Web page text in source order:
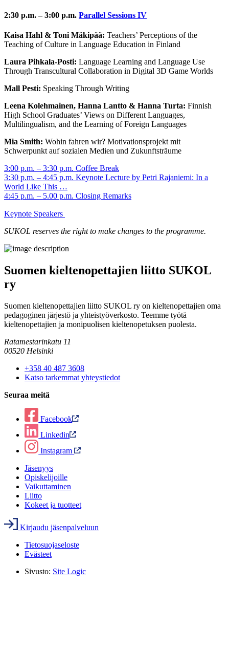
2:30 p.m. – 3:00 p.m. Parallel Sessions IV
Kaisa Hahl & Toni Mäkipää: Teachers’ Perceptions of the
Teaching of Culture in Language Education in Finland
Laura Pihkala-Posti: Language Learning and Language Use
Through Transcultural Collaboration in Digital 3D Game Worlds
Mall Pesti: Speaking Through Writing
Leena Kolehmainen, Hanna Lantto & Hanna Turta: Finnish
High School Graduates’ Views on Different Languages,
Multilingualism, and the Learning of Foreign Languages
Mia Smith: Wohin fahren wir? Motivationsprojekt mit
Schwerpunkt auf sozialen Medien und Zukunftsträume
3:00 p.m. – 3:30 p.m. Coffee Break
3:30 p.m. – 4:45 p.m. Keynote Lecture by Petri Rajaniemi: In a
World Like This …
4:45 p.m. – 5.00 p.m. Closing Remarks
Keynote Speakers
SUKOL reserves the right to make changes to the programme.
Suomen kieltenopettajien liitto SUKOL
ry
Suomen kieltenopettajien liitto SUKOL ry on kieltenopettajien oma
pedagoginen järjestö ja yhteistyöverkosto. Teemme työtä
kieltenopettajien ja monipuolisen kieltenopetuksen puolesta.
Ratamestarinkatu 11
00520 Helsinki
+358 40 487 3608
Katso tarkemmat yhteystiedot
Seuraa meitä
Facebook
Linkedin
Instagram
Jäsenyys
Opiskelijoille
Vaikuttaminen
Liitto
Kokeet ja tuotteet
Kirjaudu jäsenpalveluun
Tietosuojaseloste
Evästeet
Sivusto: Site Logic